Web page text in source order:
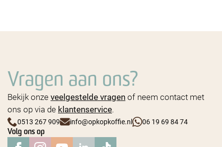
Vragen aan ons?
Bekijk onzeveelgestelde vragenof neem contact met
ons op via de klantenservice.
0513 267 909 info@opkopkoffie.nl 06 19 69 84 74
Volg ons op